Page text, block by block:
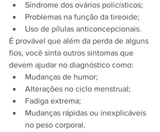
Síndrome dos ovários policísticos;
Problemas na função da tireoide;
Uso de pílulas anticoncepcionais.
É provável que além da perda de alguns
fios, você sinta outros sintomas que
devem ajudar no diagnóstico como:
Mudanças de humor;
Alterações no ciclo menstrual;
Fadiga extrema;
Mudanças rápidas ou inexplicáveis
no peso corporal.